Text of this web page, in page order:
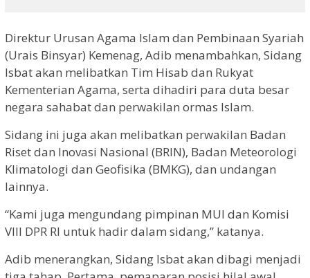
Direktur Urusan Agama Islam dan Pembinaan Syariah
(Urais Binsyar) Kemenag, Adib menambahkan, Sidang
Isbat akan melibatkan Tim Hisab dan Rukyat
Kementerian Agama, serta dihadiri para duta besar
negara sahabat dan perwakilan ormas Islam.
Sidang ini juga akan melibatkan perwakilan Badan
Riset dan Inovasi Nasional (BRIN), Badan Meteorologi
Klimatologi dan Geofisika (BMKG), dan undangan
lainnya.
“Kami juga mengundang pimpinan MUI dan Komisi
VIII DPR RI untuk hadir dalam sidang,” katanya.
Adib menerangkan, Sidang Isbat akan dibagi menjadi